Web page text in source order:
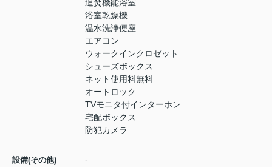
追焚機能浴室
浴室乾燥機
温水洗浄便座
エアコン
ウォークインクロゼット
シューズボックス
ネット使用料無料
オートロック
TVモニタ付インターホン
宅配ボックス
防犯カメラ
設備(その他) -